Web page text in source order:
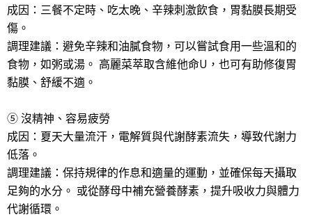
成因：三餐不定時、吃太晚、辛辣刺激飲食，胃黏膜長期受
傷。
調理建議：避免辛辣和油膩食物，可以嘗試食用一些溫和的
食物，如粥或湯。 高麗菜萃取含維他命U，也可有助修復胃
黏膜、舒緩不適。
⑤ 沒精神、容易疲勞
成因：夏天大量流汗，電解質與代謝酵素流失，導致代謝力
低落。
調理建議：保持規律的作息和適量的運動，並確保每天攝取
足夠的水分。 或從酵母中補充營養酵素，提升吸收力與體力
代謝循環。